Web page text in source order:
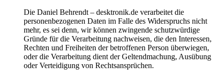
Die Daniel Behrendt – desktronik.de verarbeitet die
personenbezogenen Daten im Falle des Widerspruchs nicht
mehr, es sei denn, wir können zwingende schutzwürdige
Gründe für die Verarbeitung nachweisen, die den Interessen,
Rechten und Freiheiten der betroffenen Person überwiegen,
oder die Verarbeitung dient der Geltendmachung, Ausübung
oder Verteidigung von Rechtsansprüchen.